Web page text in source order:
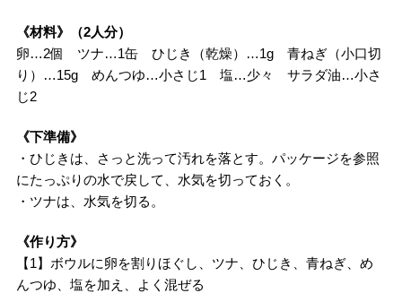
《材料》（2人分）
卵…2個 ツナ…1缶 ひじき（乾燥）…1g 青ねぎ（小口切
り）…15g めんつゆ…小さじ1 塩…少々 サラダ油…小さ
じ2
《下準備》
・ひじきは、さっと洗って汚れを落とす。パッケージを参照
にたっぷりの水で戻して、水気を切っておく。
・ツナは、水気を切る。
《作り方》
【1】ボウルに卵を割りほぐし、ツナ、ひじき、青ねぎ、め
んつゆ、塩を加え、よく混ぜる